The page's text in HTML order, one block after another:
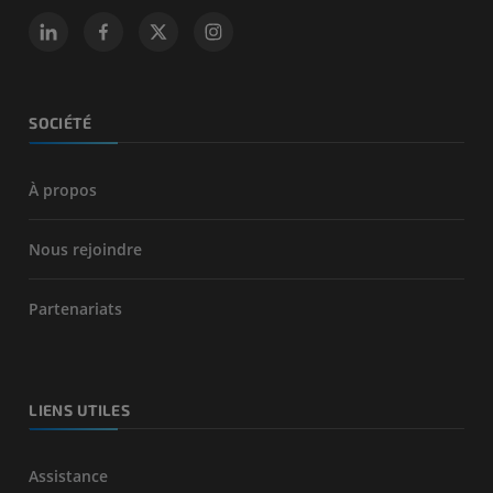
SOCIÉTÉ
À propos
Nous rejoindre
Partenariats
LIENS UTILES
Assistance